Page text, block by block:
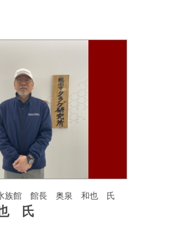
水族館 館長 奥泉 和也 氏
氏